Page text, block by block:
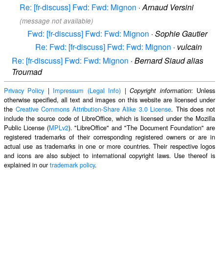
Re: [fr-discuss] Fwd: Fwd: Mignon ·Arnaud Versini
(message not available)
Fwd: [fr-discuss] Fwd: Fwd: Mignon · Sophie Gautier
Re: Fwd: [fr-discuss] Fwd: Fwd: Mignon · vulcain
Re: [fr-discuss] Fwd: Fwd: Mignon · Bernard Siaud alias
Troumad
Privacy Policy | Impressum (Legal Info) |Copyright information: Unless
otherwise specified, all text and images on this website are licensed under
the Creative Commons Attribution-Share Alike 3.0 License. This does not
include the source code of LibreOffice, which is licensed under the Mozilla
Public License (MPLv2). "LibreOffice" and "The Document Foundation" are
registered trademarks of their corresponding registered owners or are in
actual use as trademarks in one or more countries. Their respective logos
and icons are also subject to international copyright laws. Use thereof is
explained in ourtrademark policy.